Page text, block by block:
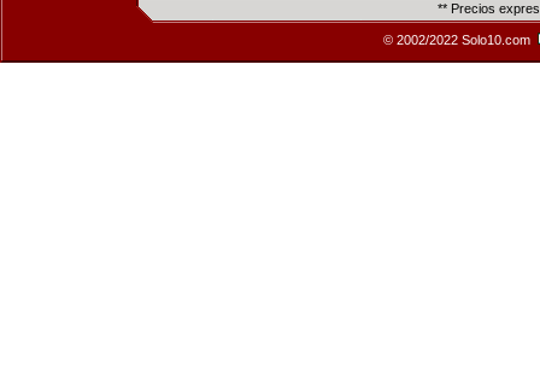
** Precios
© 2002/2022 Solo10.com